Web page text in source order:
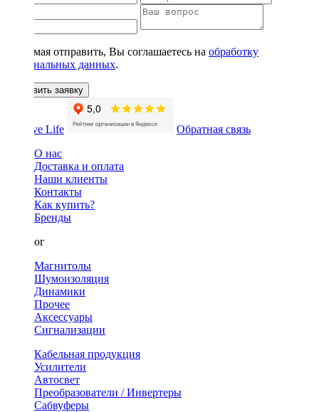
Нажимая отправить, Вы соглашаетесь на обработку
персональных данных.
Оставить заявку
Обратная связь
О нас
Доставка и оплата
Наши клиенты
Контакты
Как купить?
Бренды
Каталог
Магнитолы
Шумоизоляция
Динамики
Прочее
Аксессуары
Сигнализации
Кабельная продукция
Усилители
Автосвет
Преобразователи / Инвертеры
Сабвуферы